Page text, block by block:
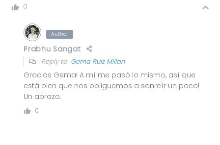
0
Author
Prabhu Sangat
Reply to Gema Ruiz Millan
Gracias Gema! A mí me pasó lo mismo, así que
está bien que nos obliguemos a sonreír un poco!
Un abrazo.
0